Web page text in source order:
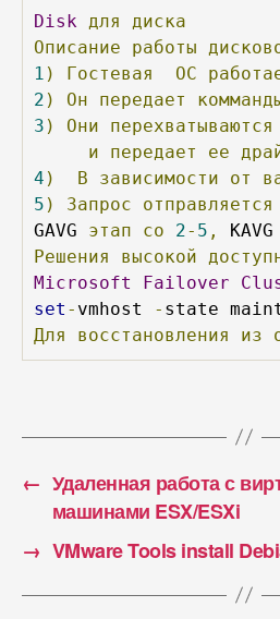
Disk для
диска
Описание
работы
1 ) Гостевая ОС
2 ) Он передает
3 ) Они перехватываются
и
передает ее
4 ) В зависимости от
5 ) Запрос отправляется
GAVG этап со 2- 5 , KAVG
Решения
высокой
Microsoft
Failover
set - vmhost - state
Для
восстановления из
← Удаленная работа с
машинами ESX/ESXi
→ VMware Tools install